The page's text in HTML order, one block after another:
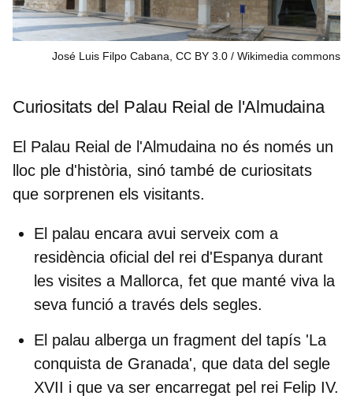
José Luis Filpo Cabana, CC BY 3.0 Wikimedia commons
Curiositats del Palau Reial de l'Almudaina
El Palau Reial de l'Almudaina no és només un
lloc ple d'història, sinó també de curiositats
que sorprenen els visitants.
El palau encara avui serveix com a
residència oficial del rei d'Espanyadurant
les visites a Mallorca, fet que manté viva la
seva funció a través dels segles.
El palau alberga un fragment del tapís 'La
conquista de Granada', que data del segle
XVII i que va ser encarregat pel rei Felip IV.